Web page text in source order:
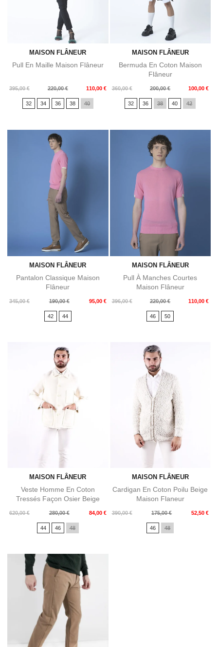
MAISON FLÂNEUR
Pull En Maille Maison Flâneur
395,00 €
Prix
220,00 € 110,00 €
Prix
32 34 36 38 40
MAISON FLÂNEUR
Bermuda En Coton Maison
Flâneur
360,00 €
Prix
200,00 € 100,00 €
Prix
32 36 38 40 42
MAISON FLÂNEUR
Pantalon Classique Maison
Flâneur
345,00 €
Prix
190,00 € 95,00 €
Prix
42 44
MAISON FLÂNEUR
Pull À Manches Courtes
Maison Flâneur
396,00 €
Prix
220,00 € 110,00 €
Prix
46 50
MAISON FLÂNEUR
Veste Homme En Coton
Tressés Façon Osier Beige
620,00 €
Prix
280,00 € 84,00 €
Prix
44 46 48
MAISON FLÂNEUR
Cardigan En Coton Poilu Beige
Maison Flaneur
390,00 €
Prix
175,00 € 52,50 €
Prix
46 48